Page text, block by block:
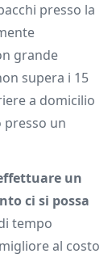
presso la
grande
supera i 15
a domicilio
un
un
ci si possa
tempo
al costo